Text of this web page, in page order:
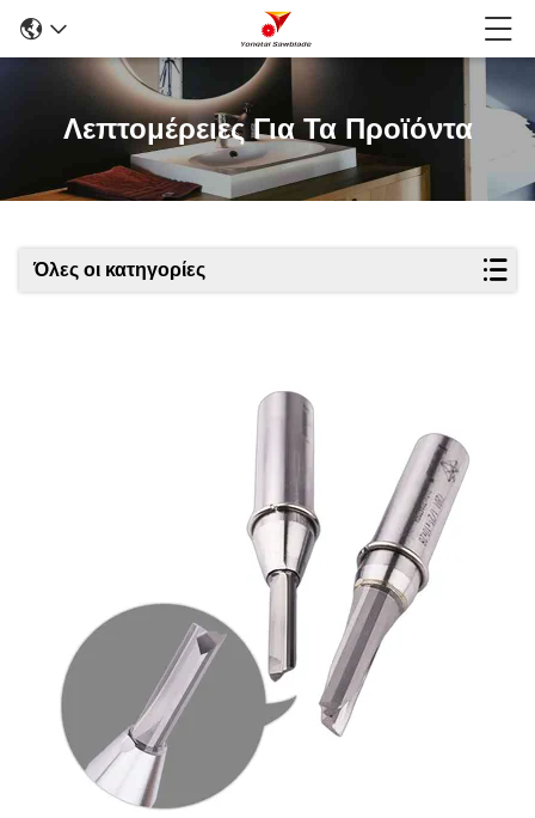
Λεπτομέρειες Για Τα Προϊόντα
Όλες οι κατηγορίες